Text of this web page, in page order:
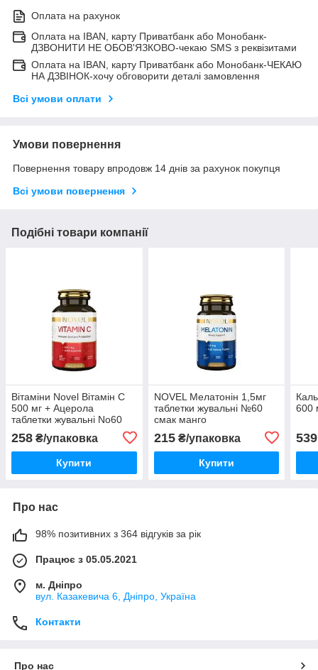
Оплата на рахунок
Оплата на IBAN, карту Приватбанк або Монобанк-
ДЗВОНИТИ НЕ ОБОВ'ЯЗКОВО-чекаю SMS з реквізитами
Оплата на IBAN, карту Приватбанк або Монобанк-ЧЕКАЮ
НА ДЗВІНОК-хочу обговорити деталі замовлення
Всі умови оплати
Умови повернення
Повернення товару впродовж 14 днів за рахунок покупця
Всі умови повернення
Подібні товари компанії
Вітаміни Novel Вітамін C
500 мг + Ацерола
таблетки жувальні No60
258 ₴/упаковка
Купити
NOVEL Мелатонін 1,5мг
таблетки жувальні №60
смак манго
215₴/упаковка
Купити
600
539
Про нас
98% позитивних з 364 відгуків за рік
Працює з 05.05.2021
м. Дніпро
вул. Казакевича 6, Дніпро, Україна
Контакти
Про нас